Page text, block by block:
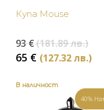
Купа Mouse
93€(181.89 лв.)
65 € (127.32 лв.)
В наличност
40%